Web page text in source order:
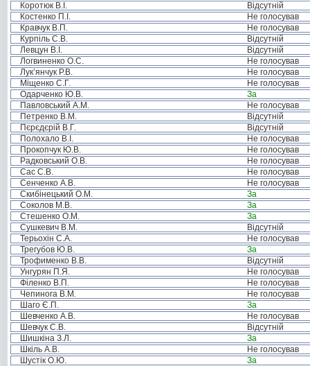
Коротюк В.І.
Відсутній
Костенко П.І.
Не голосував
Кравчук В.П.
Не голосував
Курпіль С.В.
Відсутній
Левцун В.І.
Відсутній
Логвиненко О.С.
Не голосував
Лук’янчук Р.В.
Не голосував
Міщенко С.Г.
Не голосував
Одарченко Ю.В.
За
Павловський А.М.
Не голосував
Петренко В.М.
Відсутній
Пєрєдєрій В.Г.
Відсутній
Полохало В.І.
Не голосував
Прокопчук Ю.В.
Не голосував
Радковський О.В.
Не голосував
Сас С.В.
Не голосував
Сенченко А.В.
Не голосував
Скибінецький О.М.
За
Соколов М.В.
За
Стешенко О.М.
За
Сушкевич В.М.
Відсутній
Терьохін С.А.
Не голосував
Трегубов Ю.В.
За
Трофименко В.В.
Відсутній
Унгурян П.Я.
Не голосував
Філенко В.П.
Не голосував
Чепинога В.М.
Не голосував
Шаго Є.П.
За
Шевченко А.В.
Не голосував
Шевчук С.В.
Відсутній
Шишкіна З.Л.
За
Шкіль А.В.
Не голосував
Шустік О.Ю.
За